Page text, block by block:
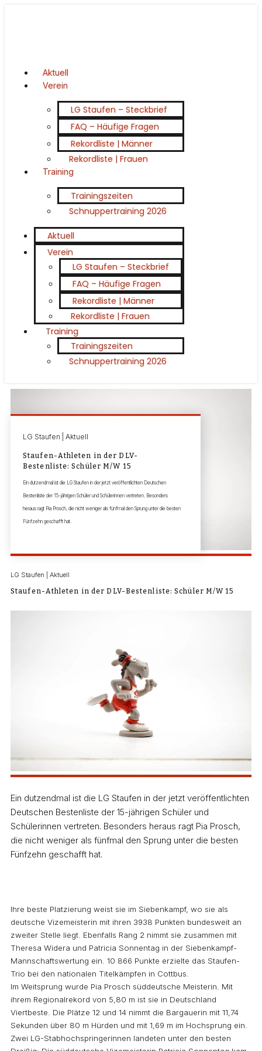
Aktuell
Verein
LG Staufen – Steckbrief
FAQ – Häufige Fragen
Rekordliste | Männer
Rekordliste | Frauen
Training
Trainingszeiten
Schnuppertraining 2026
Aktuell
Verein
LG Staufen – Steckbrief
FAQ – Häufige Fragen
Rekordliste | Männer
Rekordliste | Frauen
Training
Trainingszeiten
Schnuppertraining 2026
LG Staufen | Aktuell
Staufen-Athleten in der DLV-
Bestenliste: Schüler M/W 15
Ein dutzendmal ist die LG Staufen in der jetzt veröffentlichten Deutschen
Bestenliste der 15-jährigen Schüler und Schülerinnen vertreten. Besonders
heraus ragt Pia Prosch, die nicht weniger als fünfmal den Sprung unter die besten
Fünfzehn geschafft hat.
LG Staufen | Aktuell
Staufen-Athleten in der DLV-Bestenliste: Schüler M/W 15
Ein dutzendmal ist die LG Staufen in der jetzt veröffentlichten
Deutschen Bestenliste der 15-jährigen Schüler und
Schülerinnen vertreten. Besonders heraus ragt Pia Prosch,
die nicht weniger als fünfmal den Sprung unter die besten
Fünfzehn geschafft hat.
Ihre beste Platzierung weist sie im Siebenkampf, wo sie als
deutsche Vizemeisterin mit ihren 3938 Punkten bundesweit an
zweiter Stelle liegt. Ebenfalls Rang 2 nimmt sie zusammen mit
Theresa Widera und Patricia Sonnentag in der Siebenkampf-
Mannschaftswertung ein. 10 866 Punkte erzielte das Staufen-
Trio bei den nationalen Titelkämpfen in Cottbus.
Im Weitsprung wurde Pia Prosch süddeutsche Meisterin. Mit
ihrem Regionalrekord von 5,80 m ist sie in Deutschland
Viertbeste. Die Plätze 12 und 14 nimmt die Bargauerin mit 11,74
Sekunden über 80 m Hürden und mit 1,69 m im Hochsprung ein.
Zwei LG-Stabhochspringerinnen landeten unter den besten